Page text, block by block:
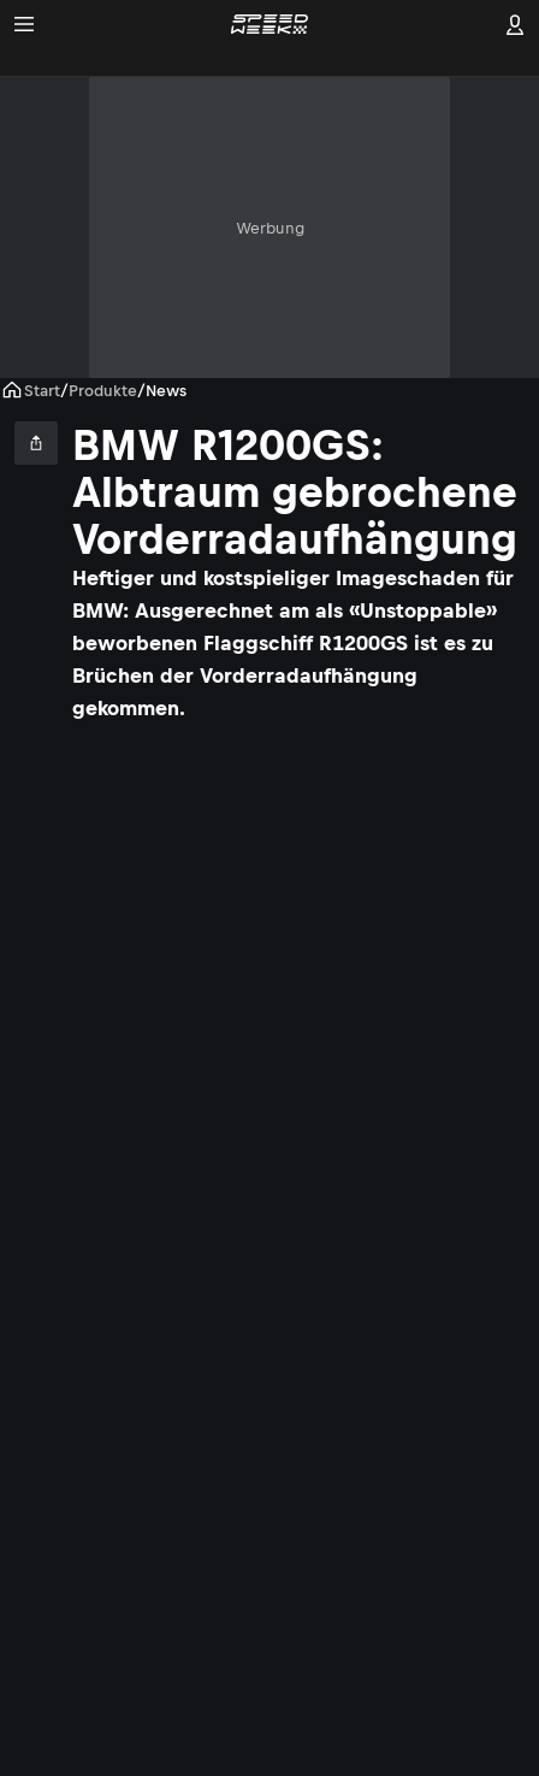
Werbung
Start/Produkte/News
BMW R1200GS:
Albtraum gebrochene
Vorderradaufhängung
Heftiger und kostspieliger Imageschaden für
BMW: Ausgerechnet am als «Unstoppable»
beworbenen Flaggschiff R1200GS ist es zu
Brüchen der Vorderradaufhängung
gekommen.